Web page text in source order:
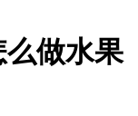
做水果